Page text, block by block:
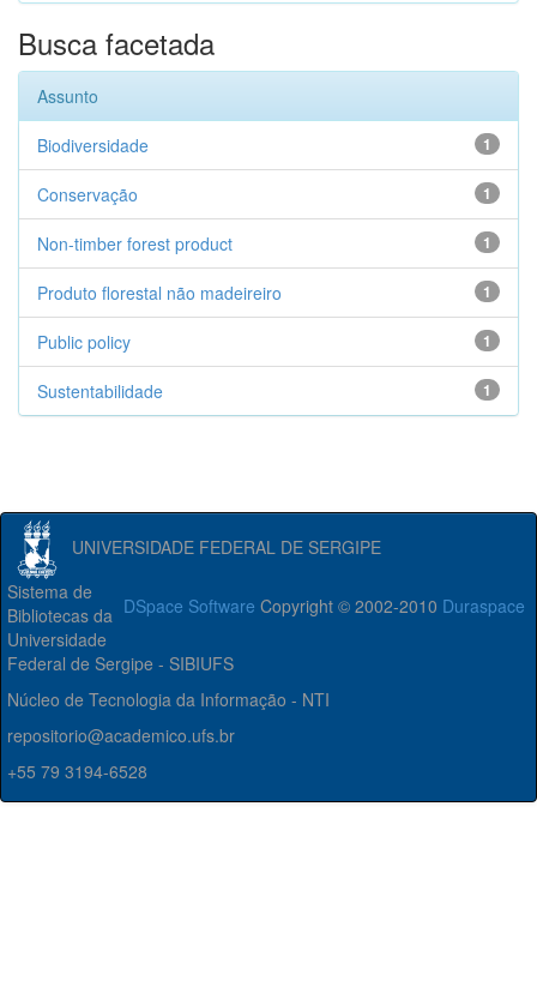
Busca facetada
Assunto
1
Biodiversidade
1
Conservação
1
Non-timber forest product
1
Produto florestal não madeireiro
1
Public policy
1
Sustentabilidade
UNIVERSIDADE FEDERAL DE SERGIPE
DSpace Software Copyright © 2002-2010 Duraspace
Sistema de
Bibliotecas da
Universidade
Federal de Sergipe - SIBIUFS
Núcleo de Tecnologia da Informação - NTI
repositorio@academico.ufs.br
+55 79 3194-6528